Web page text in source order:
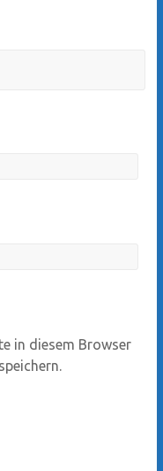
in diesem Browser